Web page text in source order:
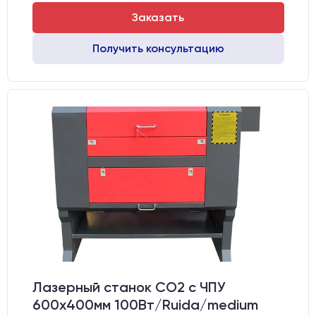
Заказать
Получить консультацию
Лазерный станок CO2 c ЧПУ
600х400мм 100Вт/Ruida/medium